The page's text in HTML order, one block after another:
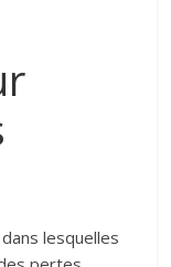
lesquelles